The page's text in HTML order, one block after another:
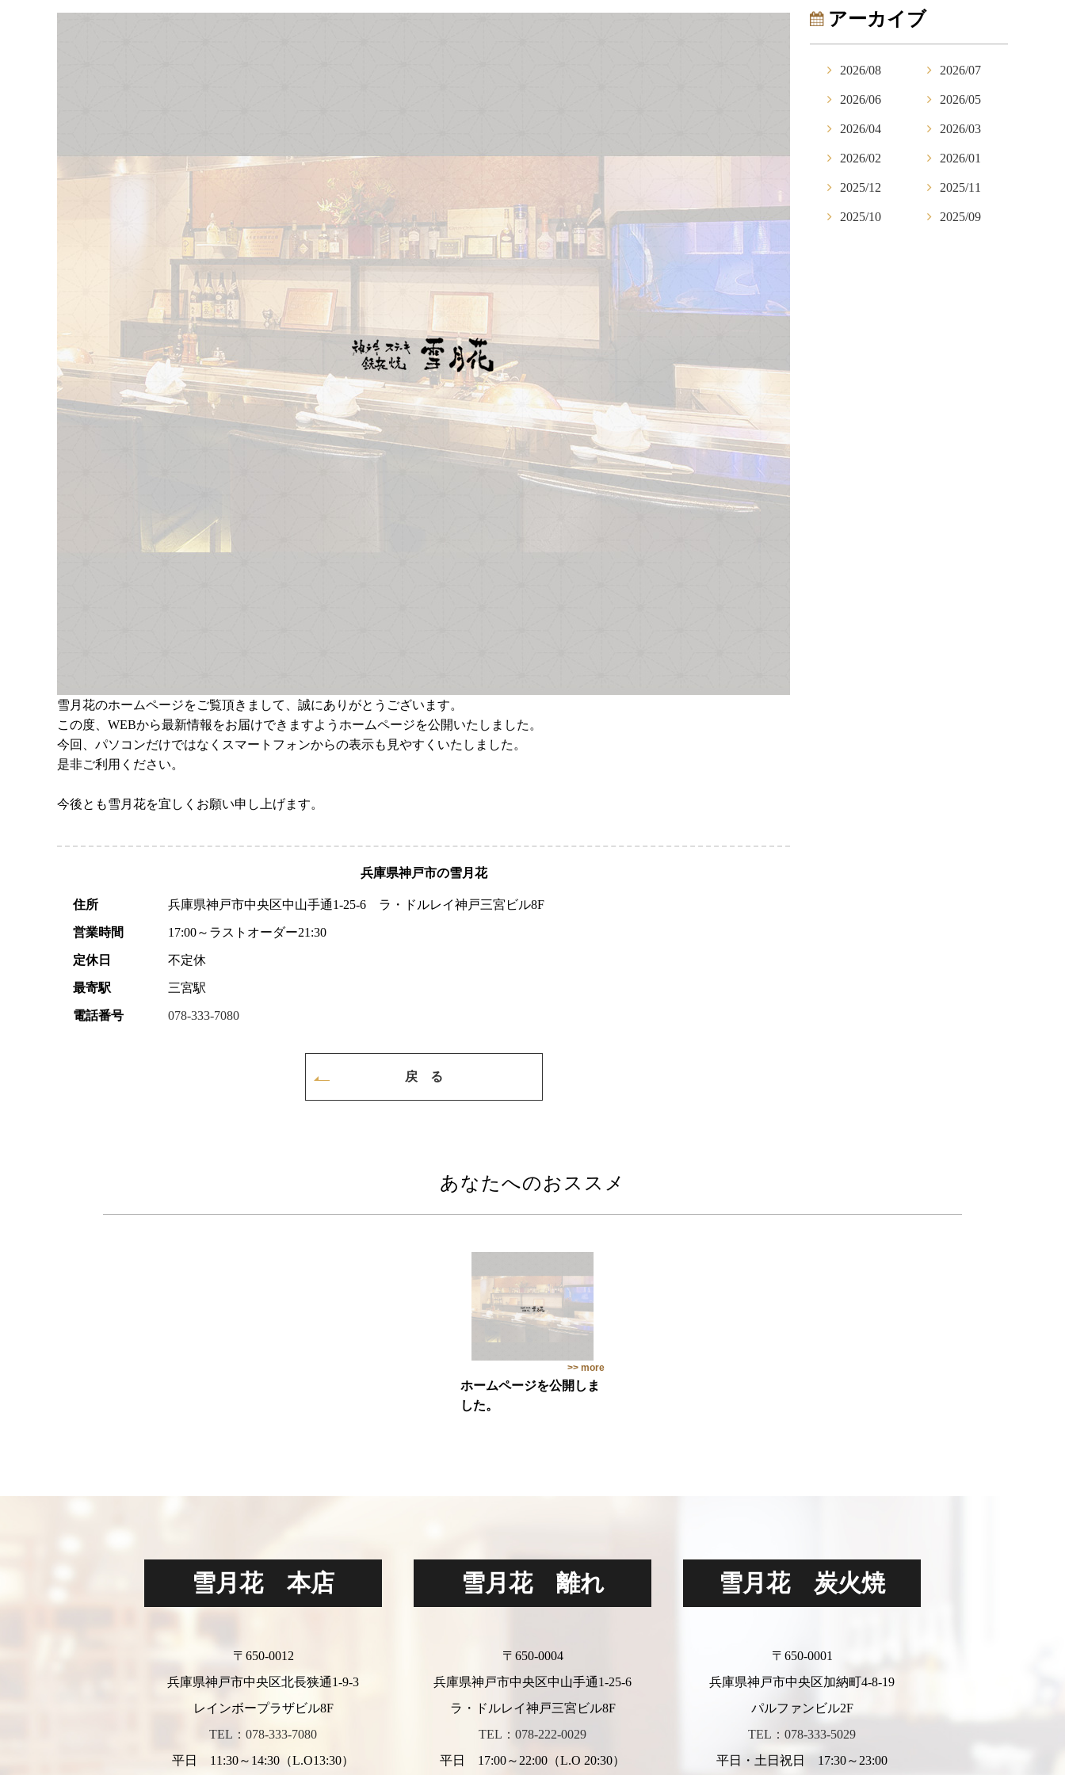
雪月花のホームページをご覧頂きまして、誠にありがとうございます。
この度、WEBから最新情報をお届けできますようホームページを公開いたしました。
今回、パソコンだけではなくスマートフォンからの表示も見やすくいたしました。
是非ご利用ください。
今後とも雪月花を宜しくお願い申し上げます。
兵庫県神戸市の雪月花
住所 兵庫県神戸市中央区中山手通1-25-6 ラ・ドルレイ神戸三宮ビル8F
営業時間 17:00～ラストオーダー21:30
定休日 不定休
最寄駅 三宮駅
電話番号 078-333-7080
戻 る
アーカイブ
2026/08 2026/07
2026/06 2026/05
2026/04 2026/03
2026/02 2026/01
2025/12 2025/11
2025/10 2025/09
あなたへのおススメ
>> more
ホームページを公開しま
した。
雪月花 本店
〒650-0012
兵庫県神戸市中央区北長狭通1-9-3
レインボープラザビル8F
TEL：078-333-7080
平日 11:30～14:30（L.O13:30）
雪月花 離れ
〒650-0004
兵庫県神戸市中央区中山手通1-25-6
ラ・ドルレイ神戸三宮ビル8F
TEL：078-222-0029
平日 17:00～22:00（L.O 20:30）
雪月花 炭火焼
〒650-0001
兵庫県神戸市中央区加納町4-8-19
パルファンビル2F
TEL：078-333-5029
平日・土日祝日 17:30～23:00